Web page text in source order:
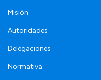
Misión
Autoridades
Delegaciones
Normativa